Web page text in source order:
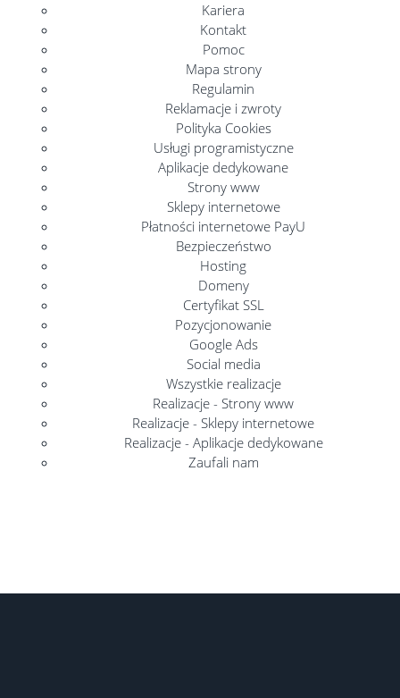
Kariera
Kontakt
Pomoc
Mapa strony
Regulamin
Reklamacje i zwroty
Polityka Cookies
Usługi programistyczne
Aplikacje dedykowane
Strony www
Sklepy internetowe
Płatności internetowe PayU
Bezpieczeństwo
Hosting
Domeny
Certyfikat SSL
Pozycjonowanie
Google Ads
Social media
Wszystkie realizacje
Realizacje - Strony www
Realizacje - Sklepy internetowe
Realizacje - Aplikacje dedykowane
Zaufali nam